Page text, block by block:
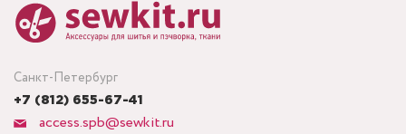
Санкт-Петербург
+7 (812) 655-67-41
access.spb@sewkit.ru